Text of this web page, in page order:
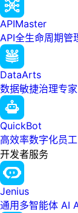
APIMaster
API全生命周期管
DataArts
数据敏捷治理专家
QuickBot
高效率数字化员工
开发者服务
Jenius
通用多智能体 AI